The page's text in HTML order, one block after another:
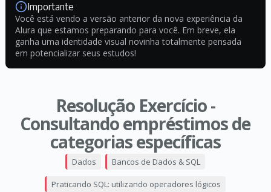
Importante
Você está vendo a versão anterior da nova experiência da
Alura que estamos preparando para você. Em breve, ela
ganha uma identidade visual novinha totalmente pensada
em potencializar seus estudos!
Resolução Exercício -
Consultando empréstimos de
categorias específicas
Dados Bancos de Dados & SQL
Praticando SQL: utilizando operadores lógicos